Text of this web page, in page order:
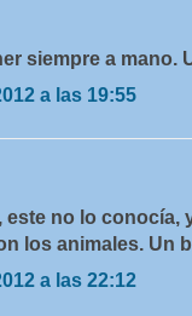
siempre a mano.
a las 19:55
este no lo conocía,
los animales. Un
a las 22:12